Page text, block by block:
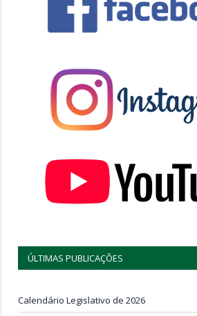
ÚLTIMAS PUBLICAÇÕES
Calendário Legislativo de 2026